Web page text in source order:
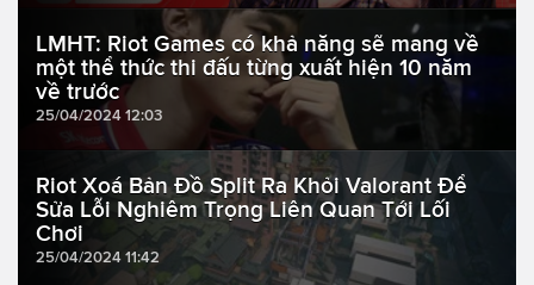
LMHT: Riot Games có khả năng sẽ mang về
một thể thức thi đấu từng xuất hiện 10 năm
về trước
25/04/2024 12:03
Riot Xoá Bản Đồ Split Ra Khỏi Valorant Để
Sửa Lỗi Nghiêm Trọng Liên Quan Tới Lối
Chơi
25/04/2024 11:42